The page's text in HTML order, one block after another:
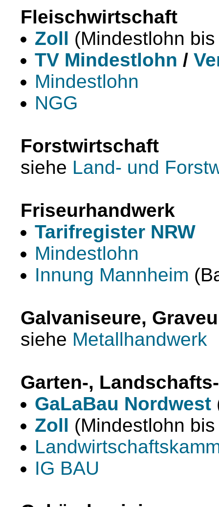
Fleischwirtschaft
Zoll (Mindestlohn
TV Mindestlohn /
Mindestlohn
NGG
Forstwirtschaft
siehe Land- und
Friseurhandwerk
Tarifregister NRW
Mindestlohn
Innung Mannheim
Galvaniseure,
siehe Metallhandwerk
Garten-,
GaLaBau Nordwest
Zoll (Mindestlohn
IG BAU